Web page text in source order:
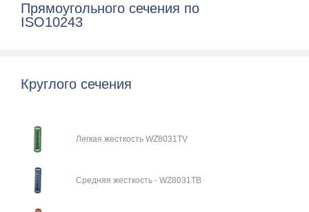
Прямоугольного сечения по
ISO10243
Круглого сечения
Легкая жесткость WZ8031TV
Средняя жесткость - WZ8031TB